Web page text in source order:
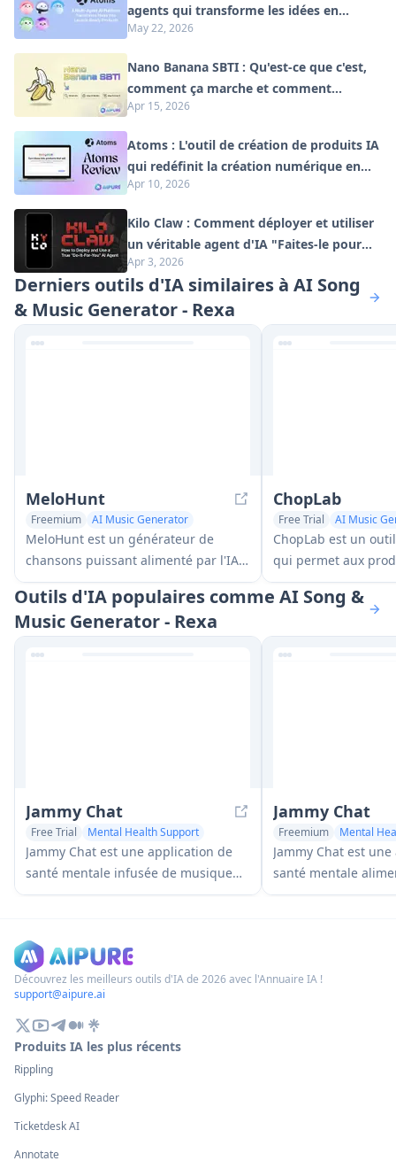
agents qui transforme les idées en
produits prêts à être lancés
May 22, 2026
Nano Banana SBTI : Qu'est-ce que c'est,
comment ça marche et comment
l'utiliser en 2026
Apr 15, 2026
Atoms : L'outil de création de produits IA
qui redéfinit la création numérique en
2026
Apr 10, 2026
Kilo Claw : Comment déployer et utiliser
un véritable agent d'IA "Faites-le pour
vous" (Mise à jour 2026)
Apr 3, 2026
Derniers outils d'IA similaires à AI Song
& Music Generator - Rexa
MeloHunt
Freemium
AI Music Generator
Text to Music
MeloHunt est un générateur de
chansons puissant alimenté par l'IA
qui permet aux utilisateurs de créer
des morceaux de musique originaux
et de haute qualité sans nécessiter
ChopLab
Free Trial
AI Music
Audio Enhancer
ChopLab est un
qui permet aux
musique de
audio en
Outils d'IA populaires comme AI Song &
Music Generator - Rexa
Jammy Chat
Free Trial
Mental Health Support
AI Music Generator
Jammy Chat est une application de
santé mentale infusée de musique
qui fournit des listes de lecture
émotionnel en analysant votre
humeur grâce à des conversations
basées sur l'IA.
Jammy Chat
Freemium
Mental
AI Music Generator
Jammy Chat est
santé mentale
analyse les
à améliorer
Découvrez les meilleurs outils d'IA de 2026 avec l'Annuaire IA !
support@aipure.ai
Produits IA les plus récents
Rippling
Glyphi: Speed Reader
Ticketdesk AI
Annotate